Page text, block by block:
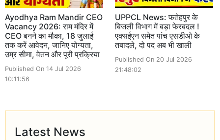
Ayodhya Ram Mandir CEO
Vacancy 2026: राम मंदिर में
CEO बनने का मौका, 18 जुलाई
तक करें आवेदन, जानिए योग्यता,
उम्र सीमा, वेतन और पूरी प्रक्रिया
Published On 14 Jul 2026
10:11:56
UPPCL News: फतेहपुर के
बिजली विभाग में बड़ा फेरबदल !
एक्सईएन समेत पांच एसडीओ के
तबादले, दो पद अब भी खाली
Published On 20 Jul 2026
21:48:02
Latest News